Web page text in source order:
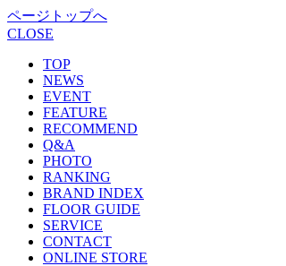
ページトップへ
CLOSE
TOP
NEWS
EVENT
FEATURE
RECOMMEND
Q&A
PHOTO
RANKING
BRAND INDEX
FLOOR GUIDE
SERVICE
CONTACT
ONLINE STORE